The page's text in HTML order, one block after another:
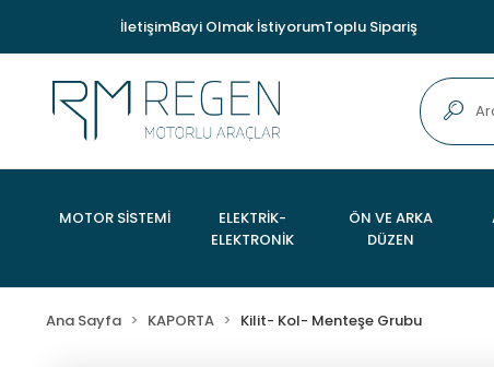
İletişimBayi Olmak İstiyorumToplu Sipariş
MOTOR SİSTEMİ
ELEKTRİK-
ELEKTRONİK
ÖN VE ARKA
DÜZEN
Ana Sayfa KAPORTA Kilit- Kol- Menteşe Grubu